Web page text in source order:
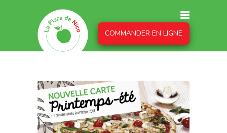
COMMANDER EN LIGNE